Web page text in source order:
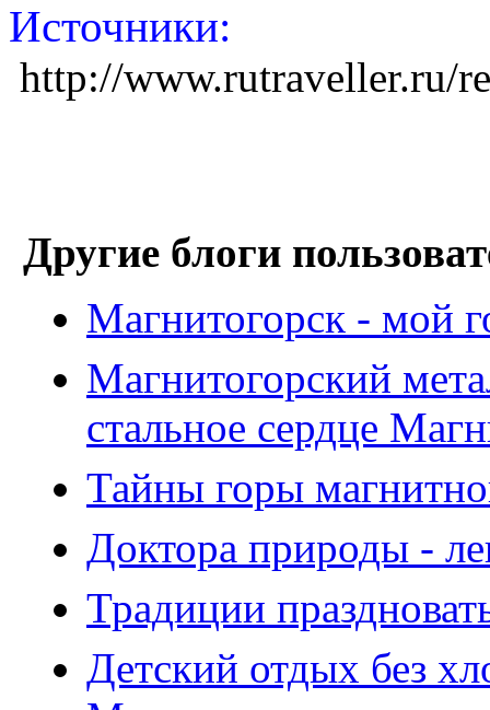
Источники:
http://www.rutraveller.ru/
Другие блоги
Магнитогорск - мой
Магнитогорский
стальное сердце
Тайны горы
Доктора природы -
Традиции
Детский отдых без